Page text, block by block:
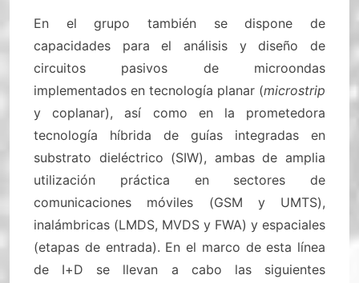
En el grupo también se dispone de
capacidades para el análisis y diseño de
circuitos pasivos de microondas
implementados en tecnología planar (microstrip
y coplanar), así como en la prometedora
tecnología híbrida de guías integradas en
substrato dieléctrico (SIW), ambas de amplia
utilización práctica en sectores de
comunicaciones móviles (GSM y UMTS),
inalámbricas (LMDS, MVDS y FWA) y espaciales
(etapas de entrada). En el marco de esta línea
de I+D se llevan a cabo las siguientes